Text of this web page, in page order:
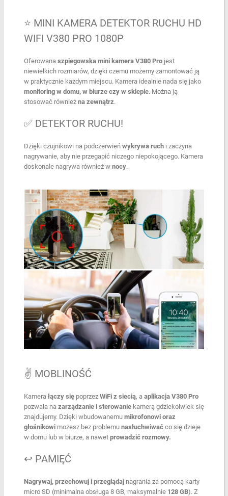
⭐ MINI KAMERA DETEKTOR RUCHU HD
WIFI V380 PRO 1080P
Oferowana szpiegowska mini kamera V380 Pro jest
niewielkich rozmiarów, dzięki czemu możemy zamontować ją
w praktycznie każdym miejscu. Kamera idealnie nada się jako
monitoring w domu, w biurze czy w sklepie. Można ją
stosować równieżna zewnątrz.
✅ DETEKTOR RUCHU!
Dzięki czujnikowi na podczerwień wykrywa ruch i zaczyna
nagrywanie, aby nie przegapić niczego niepokojącego. Kamera
doskonale nagrywa również w nocy.
✌️ MOBLINOŚĆ
Kamera łączy się poprzez WiFi z siecią, a aplikacja V380 Pro
pozwala na zarządzanie i sterowanie kamerą gdziekolwiek się
znajdujemy. Dzięki wbudowanemu mikrofonowi oraz
głośnikowi możesz bez problemu nasłuchwiwaćco się dzieje
w domu lub w biurze, a nawet prowadzić rozmowy.
↩️ PAMIĘĆ
Nagrywaj, przechowuj i przeglądaj nagrania za pomocą karty
micro SD (minimalna obsługa 8 GB, maksymalnie 128 GB). Z